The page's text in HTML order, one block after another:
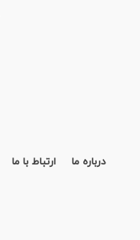
درباره ما ارتباط با ما